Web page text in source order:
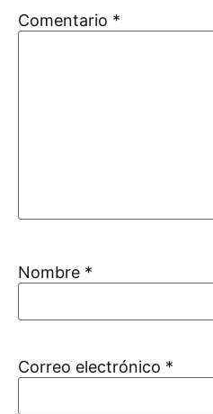
Comentario *
Nombre *
Correo electrónico *